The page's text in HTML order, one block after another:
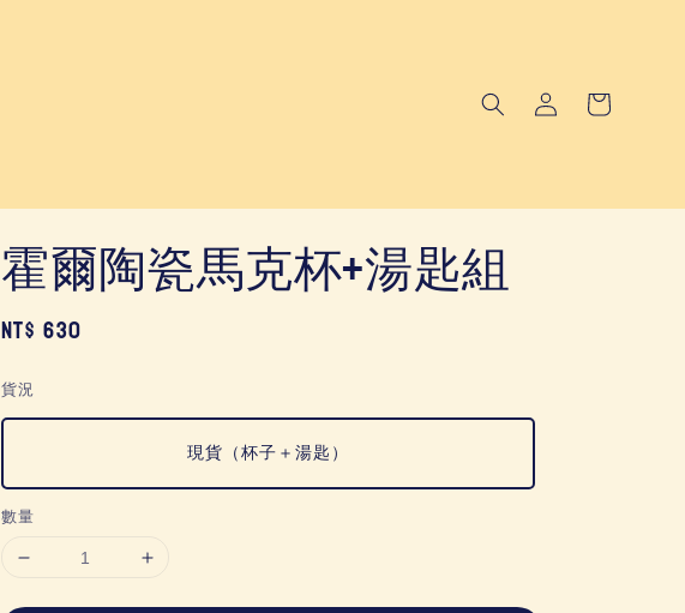
霍爾陶瓷馬克杯+湯匙組
Regular
NT$ 630
貨況
現貨（杯子＋湯匙）
數量